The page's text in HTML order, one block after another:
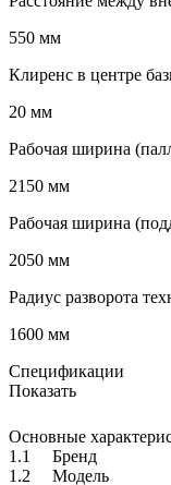
550 мм
Клиренс в центре
20 мм
Рабочая ширина
2150 мм
Рабочая ширина
2050 мм
Радиус разворота
1600 мм
Спецификации
Показать
Основные
1.1
Бренд
1.2
Модель